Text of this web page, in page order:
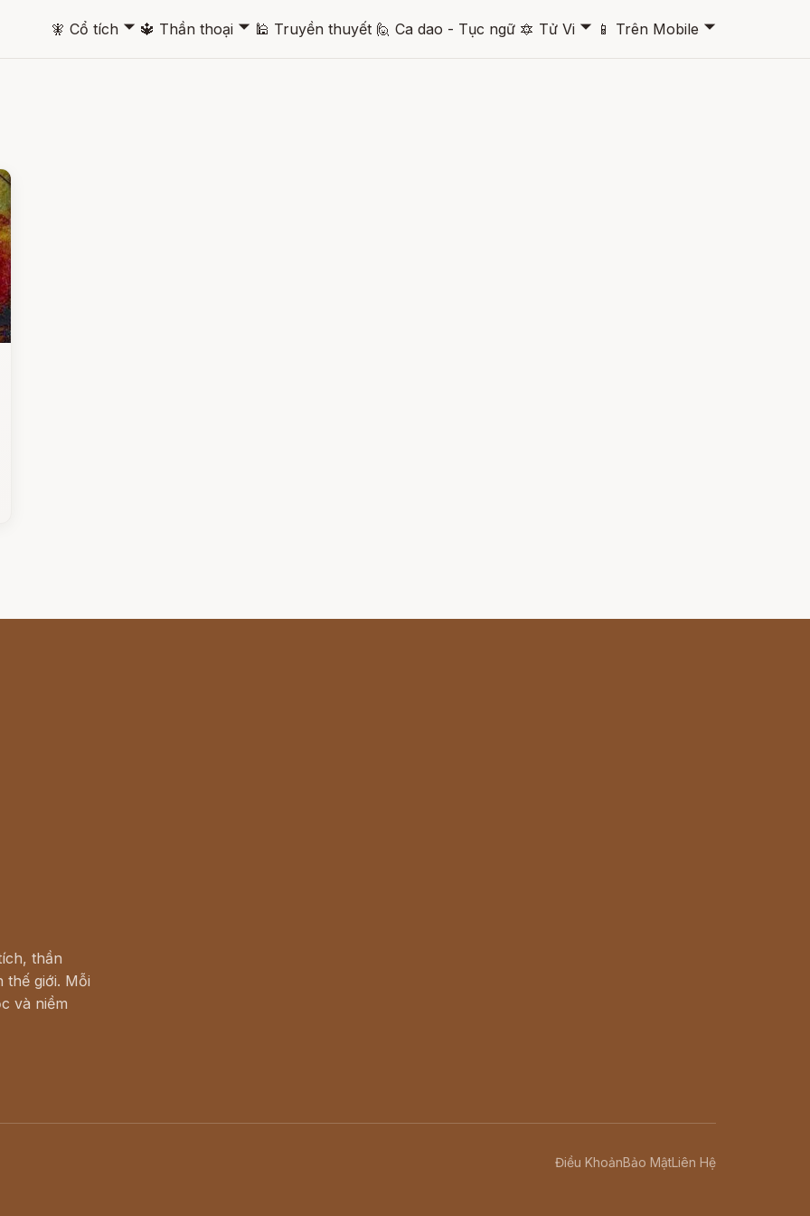
🧚 Cổ tích 🞃 🔱 Thần thoại 🞃 🕌 Truyền thuyết 🙋 Ca dao - Tục ngữ 🔯 Tử Vi 🞃 📱 Trên Mobile 🞃
thần
giới. Mỗi
và niềm
Điều KhoảnBảo MậtLiên Hệ